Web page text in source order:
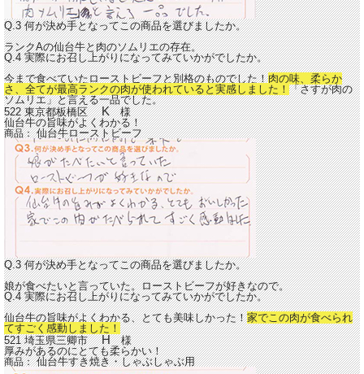
Q.3 何が決め手となってこの商品を選びましたか。
ランクAの仙台牛と肉のソムリエの存在。
Q.4 実際にお召し上がりになってみていかがでしたか。
今まで食べていたローストビーフと別格のものでした！肉の味、柔らか
さ、全てが最高ランクの肉が使われていると実感しました！ 「さすが肉の
ソムリエ」と言える一品でした。
522 東京都板橋区K様
仙台牛の旨味がよくわかる！
商品：仙台牛ローストビーフ
Q.3 何が決め手となってこの商品を選びましたか。
娘が食べたいと言っていた。ローストビーフが好きなので。
Q.4 実際にお召し上がりになってみていかがでしたか。
仙台牛の旨味がよくわかる、とても美味しかった！家でこの肉が食べられ
てすごく感動しました！
521 埼玉県三卿市H様
厚みがあるのにとても柔らかい！
商品：仙台牛すき焼き・しゃぶしゃぶ用